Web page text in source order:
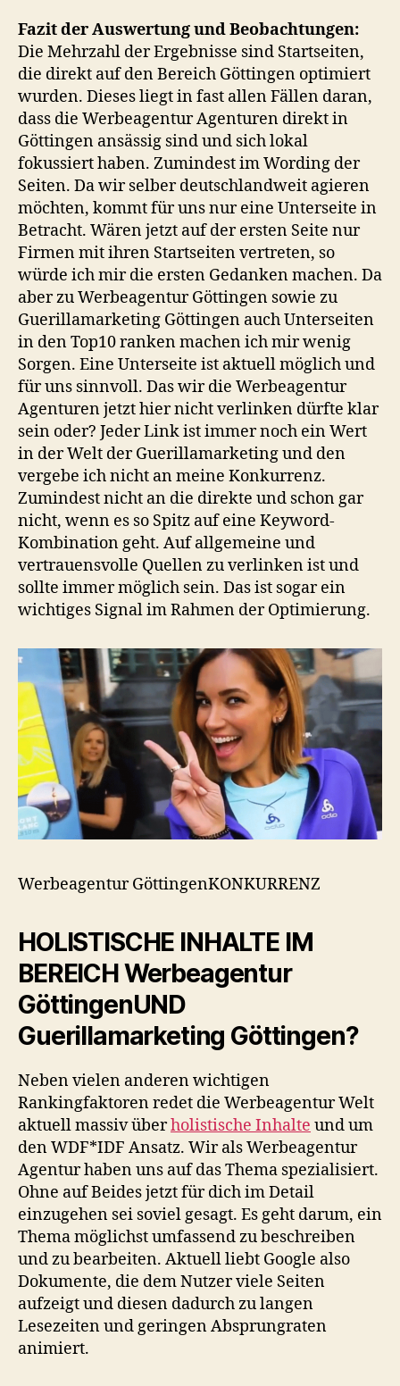
Fazit der Auswertung und Beobachtungen:
Die Mehrzahl der Ergebnisse sind Startseiten,
die direkt auf den Bereich Göttingen optimiert
wurden. Dieses liegt in fast allen Fällen daran,
dass die Werbeagentur Agenturen direkt in
Göttingen ansässig sind und sich lokal
fokussiert haben. Zumindest im Wording der
Seiten. Da wir selber deutschlandweit agieren
möchten, kommt für uns nur eine Unterseite in
Betracht. Wären jetzt auf der ersten Seite nur
Firmen mit ihren Startseiten vertreten, so
würde ich mir die ersten Gedanken machen. Da
aber zu Werbeagentur Göttingen sowie zu
Guerillamarketing Göttingen auch Unterseiten
in den Top10 ranken machen ich mir wenig
Sorgen. Eine Unterseite ist aktuell möglich und
für uns sinnvoll. Das wir die Werbeagentur
Agenturen jetzt hier nicht verlinken dürfte klar
sein oder? Jeder Link ist immer noch ein Wert
in der Welt der Guerillamarketing und den
vergebe ich nicht an meine Konkurrenz.
Zumindest nicht an die direkte und schon gar
nicht, wenn es so Spitz auf eine Keyword-
Kombination geht. Auf allgemeine und
vertrauensvolle Quellen zu verlinken ist und
sollte immer möglich sein. Das ist sogar ein
wichtiges Signal im Rahmen der Optimierung.
Werbeagentur GöttingenKONKURRENZ
HOLISTISCHE INHALTE IM
BEREICH Werbeagentur
GöttingenUND
Guerillamarketing Göttingen?
Neben vielen anderen wichtigen
Rankingfaktoren redet die Werbeagentur Welt
aktuell massiv überholistische Inhalte und um
den WDF*IDF Ansatz. Wir als Werbeagentur
Agentur haben uns auf das Thema spezialisiert.
Ohne auf Beides jetzt für dich im Detail
einzugehen sei soviel gesagt. Es geht darum, ein
Thema möglichst umfassend zu beschreiben
und zu bearbeiten. Aktuell liebt Google also
Dokumente, die dem Nutzer viele Seiten
aufzeigt und diesen dadurch zu langen
Lesezeiten und geringen Absprungraten
animiert.